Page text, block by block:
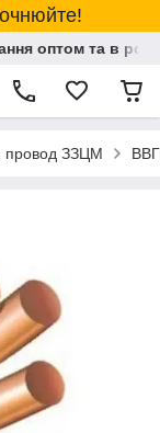
оптом та в
провод ЗЗЦМ